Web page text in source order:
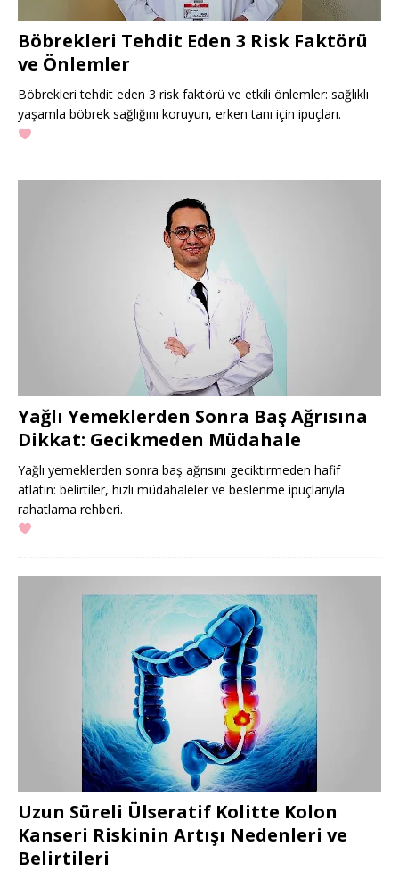
Böbrekleri Tehdit Eden 3 Risk Faktörü
ve Önlemler
Böbrekleri tehdit eden 3 risk faktörü ve etkili önlemler: sağlıklı
yaşamla böbrek sağlığını koruyun, erken tanı için ipuçları.
Yağlı Yemeklerden Sonra Baş Ağrısına
Dikkat: Gecikmeden Müdahale
Yağlı yemeklerden sonra baş ağrısını geciktirmeden hafif
atlatın: belirtiler, hızlı müdahaleler ve beslenme ipuçlarıyla
rahatlama rehberi.
Uzun Süreli Ülseratif Kolitte Kolon
Kanseri Riskinin Artışı Nedenleri ve
Belirtileri